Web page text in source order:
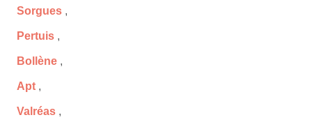
Sorgues ,
Pertuis ,
Bollène ,
Apt ,
Valréas ,